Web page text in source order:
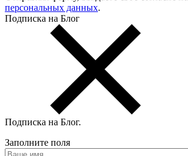
персональных данных.
Подписка на Блог
Подписка на Блог.
Заполните поля